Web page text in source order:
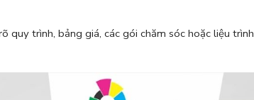
quy trình, bảng giá, các gói chăm sóc hoặc liệu